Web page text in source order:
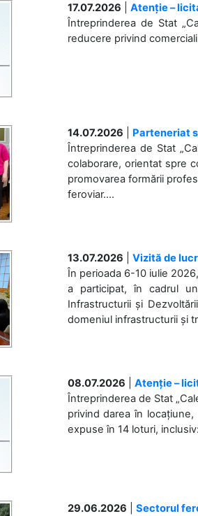
17.07.2026
Atenție –
Întreprinderea de Stat
reducere privind
14.07.2026
Parteneriat
Întreprinderea de Stat
colaborare, orientat spre
promovarea formării
feroviar....
13.07.2026
Vizită de
În perioada 6-10 iulie
a participat, în cadrul
Infrastructurii și
domeniul infrastructurii și
08.07.2026
Atenție –
Întreprinderea de Stat
privind darea în
expuse în 14 loturi,
29.06.2026
Sectorul